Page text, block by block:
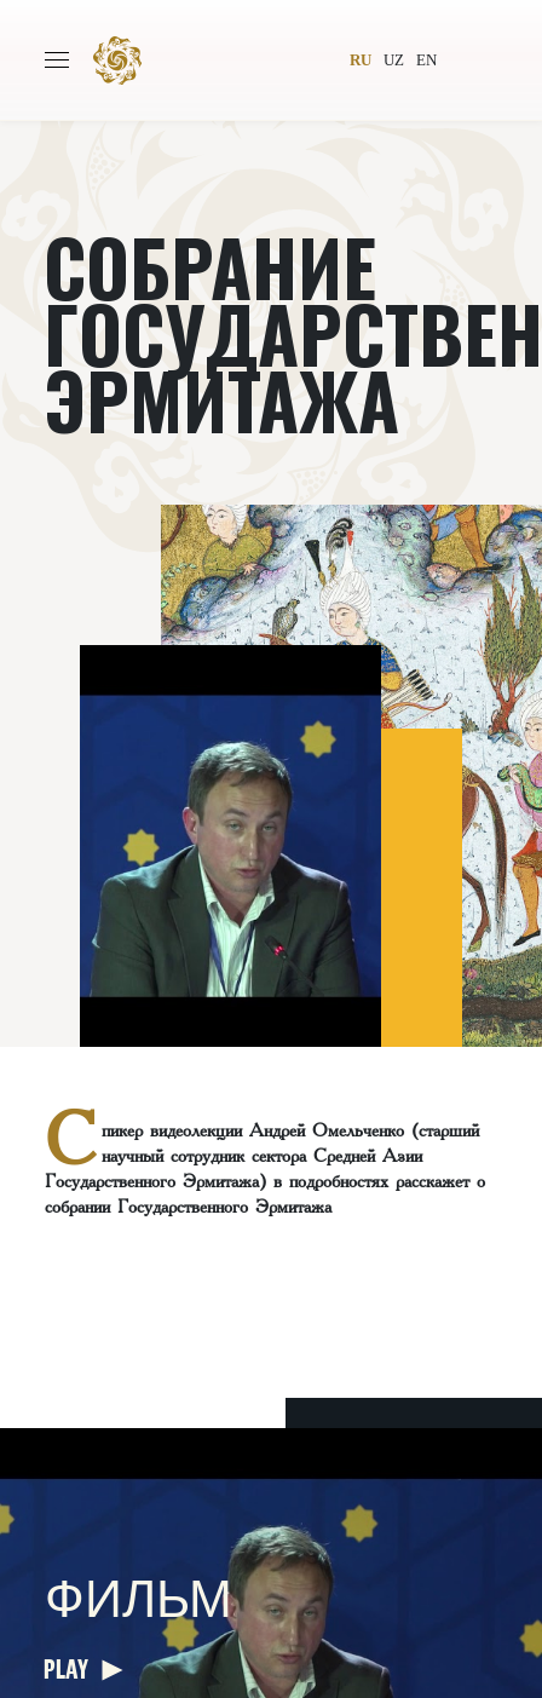
RU UZ EN
Всемирное общество
Новости
Проекты Подкасты
Книги Видеолекторий
СОБРАНИЕ
ЭРМИТАЖА
С пикер видеолекции Андрей Омельченко (старший
научный сотрудник сектора Средней Азии
Государственного Эрмитажа) в подробностях расскажет о
собрании Государственного Эрмитажа
ФИЛЬМ
PLAY